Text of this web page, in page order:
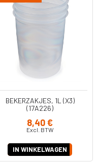
BEKERZAKJES, 1L (X3)
(17A226)
8,40 €
Excl. BTW
IN WINKELWAGEN